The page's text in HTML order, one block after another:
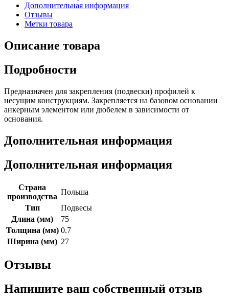
Дополнительная информация
Отзывы
Метки товара
Описание товара
Подробности
Предназначен для закрепления (подвески) профилей к
несущим конструкциям. Закрепляется на базовом основании
анкерным элементом или дюбелем в зависимости от
основания.
Дополнительная информация
Дополнительная информация
Страна
производства
Польша
Тип
Подвесы
Длина (мм)
75
Толщина (мм) 0.7
Ширина (мм) 27
Отзывы
Напишите ваш собственный отзыв